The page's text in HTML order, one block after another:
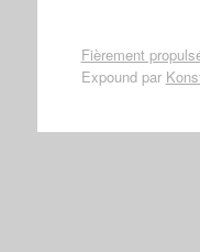
Fièrement
Expound par